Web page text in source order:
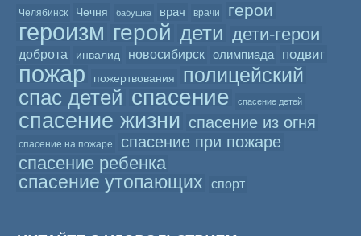
Челябинск Чечня бабушка врач врачи герои
героизм герой дети дети-герои
доброта инвалид новосибирск олимпиада подвиг
пожар пожертвования
полицейский
спас детей спасение спасение детей
спасение жизни спасение из огня
спасение на пожаре спасение при пожаре
спасение ребенка
спасение утопающих
спорт